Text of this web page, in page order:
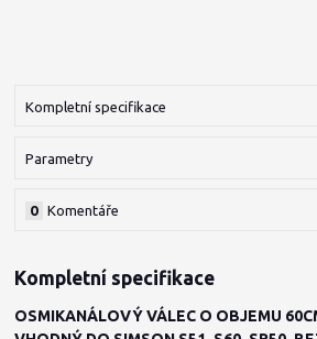
Kompletní specifikace
Parametry
Komentáře
0
Kompletní specifikace
OSMIKANÁLOVÝ VÁLEC O OBJEMU